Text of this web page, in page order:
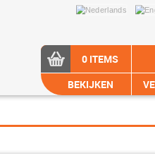
0 ITEMS
BEKIJKEN